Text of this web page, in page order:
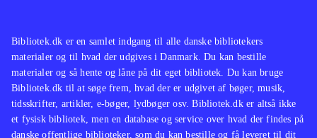
udøvere .
Bibliotek.dk er en samlet indgang til alle danske bibliotekers
materialer og til hvad der udgives i Danmark. Du kan bestille
materialer og så hente og låne på dit eget bibliotek. Du kan bruge
Bibliotek.dk til at søge frem, hvad der er udgivet af bøger, musik,
tidsskrifter, artikler, e-bøger, lydbøger osv. Bibliotek.dk er altså ikke
et fysisk bibliotek, men en database og service over hvad der findes på
danske offentlige biblioteker, som du kan bestille og få leveret til dit